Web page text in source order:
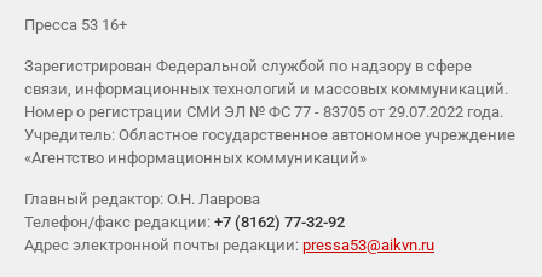
Пресса 53 16+
Зарегистрирован Федеральной службой по надзору в сфере
связи, информационных технологий и массовых коммуникаций.
Номер о регистрации СМИ ЭЛ № ФС 77 - 83705 от 29.07.2022 года.
Учредитель: Областное государственное автономное учреждение
«Агентство информационных коммуникаций»
Главный редактор: О.Н. Лаврова
Телефон/факс редакции: +7 (8162) 77-32-92
Адрес электронной почты редакции: pressa53@aikvn.ru